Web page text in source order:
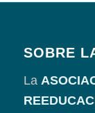
SOBRE
La